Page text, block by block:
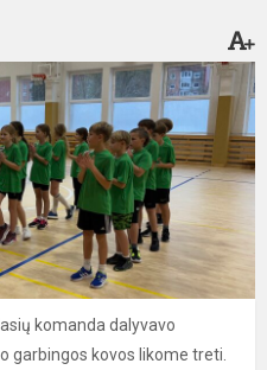
komanda dalyvavo
garbingos kovos likome treti.